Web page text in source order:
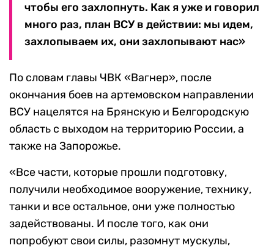
чтобы его захлопнуть. Как я уже и говорил
много раз, план ВСУ в действии: мы идем,
захлопываем их, они захлопывают нас»
По словам главы ЧВК «Вагнер», после
окончания боев на артемовском направлении
ВСУ нацелятся на Брянскую и Белгородскую
область с выходом на территорию России, а
также на Запорожье.
«Все части, которые прошли подготовку,
получили необходимое вооружение, технику,
танки и все остальное, они уже полностью
задействованы. И после того, как они
попробуют свои силы, разомнут мускулы,